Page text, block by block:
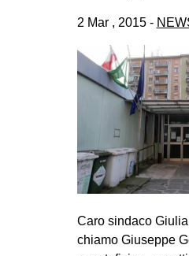
2 Mar , 2015 -
Caro sindaco
chiamo Giuseppe